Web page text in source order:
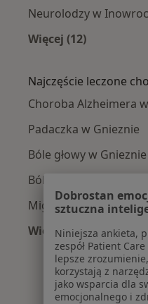
Neurolodzy w
Więcej (12)
Najczęście leczone
Choroba Alzheimera
Padaczka w Gnieznie
Bóle głowy w Gnieznie
Bóle kręgosłupa w
Migrena w Gnieznie
Więcej (15)
Więcej w
Dobrostan
sztuczna
Niniejsza ankieta,
zespół Patient
lepsze
korzystają z
jako wsparcia dla
emocjonalnego i